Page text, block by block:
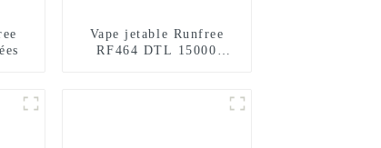
Vape jetable Runfree
RF464 DTL 15000